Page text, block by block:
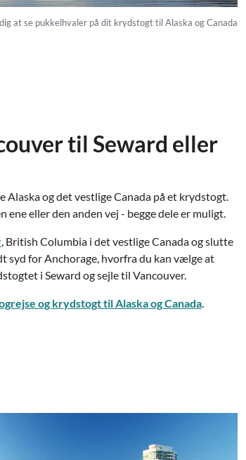
at se pukkelhvaler på dit krydstogt til Alaska og Canada
til Seward eller
Alaska og det vestlige Canada på et krydstogt.
ene eller den anden vej - begge dele er muligt.
, British Columbia i det vestlige Canada og slutte
syd for Anchorage, hvorfra du kan vælge at
i Seward og sejle til Vancouver.
og krydstogt til Alaska og Canada.